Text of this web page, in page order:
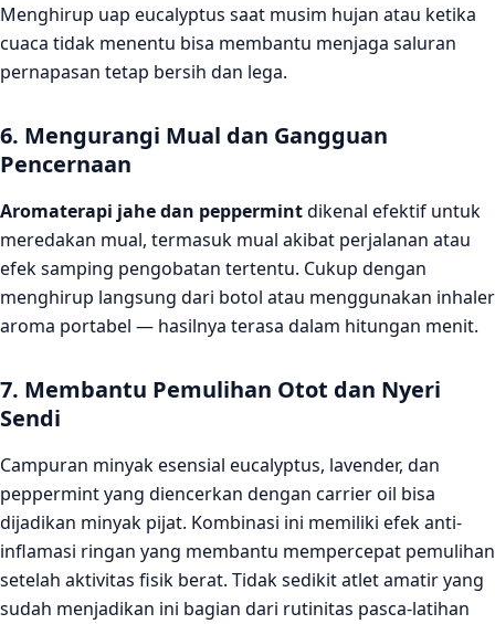
Menghirup uap eucalyptus saat musim hujan atau ketika
cuaca tidak menentu bisa membantu menjaga saluran
pernapasan tetap bersih dan lega.
6. Mengurangi Mual dan Gangguan
Pencernaan
Aromaterapi jahe dan peppermintdikenal efektif untuk
meredakan mual, termasuk mual akibat perjalanan atau
efek samping pengobatan tertentu. Cukup dengan
menghirup langsung dari botol atau menggunakan inhaler
aroma portabel — hasilnya terasa dalam hitungan menit.
7. Membantu Pemulihan Otot dan Nyeri
Sendi
Campuran minyak esensial eucalyptus, lavender, dan
peppermint yang diencerkan dengan carrier oil bisa
dijadikan minyak pijat. Kombinasi ini memiliki efek anti-
inflamasi ringan yang membantu mempercepat pemulihan
setelah aktivitas fisik berat. Tidak sedikit atlet amatir yang
sudah menjadikan ini bagian dari rutinitas pasca-latihan